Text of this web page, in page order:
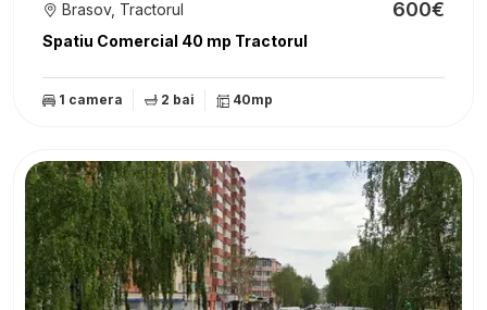
Spatiu Comercial 40 mp Tractorul
Brasov, Tractorul 600€
1 camera 2 bai 40mp